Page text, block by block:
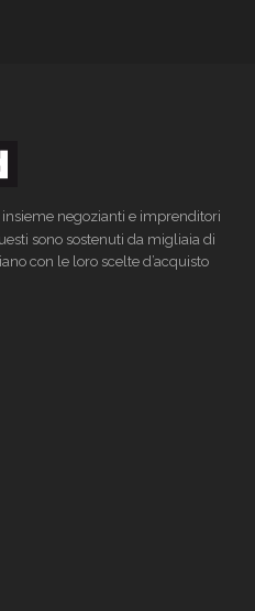
negozianti e imprenditori
sono sostenuti da migliaia di
con le loro scelte d’acquisto